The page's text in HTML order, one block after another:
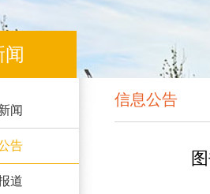
闻
闻
告
道
信息公告